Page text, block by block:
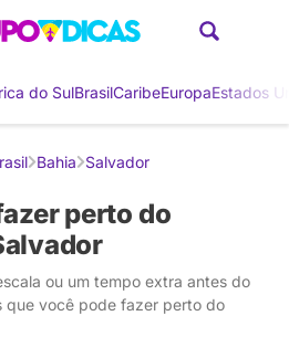
do SulBrasilCaribeEuropaEstados
Bahia Salvador
perto do
ou um tempo extra antes do
que você pode fazer perto do